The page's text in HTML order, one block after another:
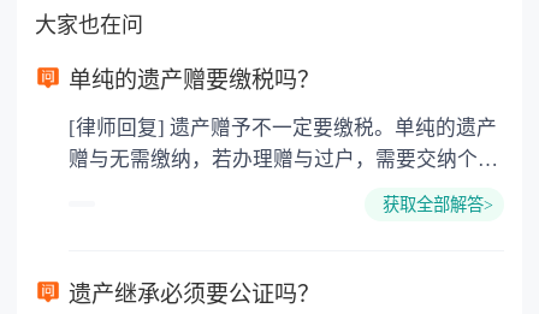
大家也在问
单纯的遗产赠要缴税吗？
[律师回复] 遗产赠予不一定要缴税。单纯的遗产
赠与无需缴纳，若办理赠与过户，需要交纳个人
所得税、契税和公证费。赠与过户是没有增值税
要缴纳公证费，具体如下： 1. 公证费：按房
获取全部解答>
遗产继承必须要公证吗？